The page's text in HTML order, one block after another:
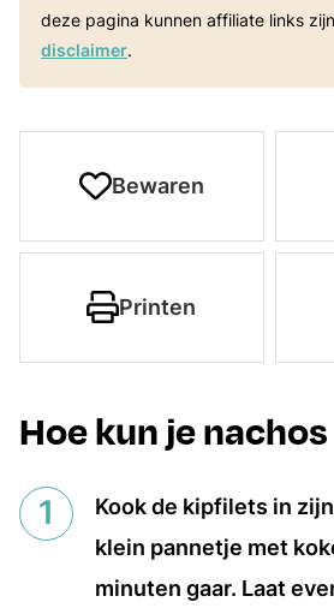
deze pagina kunnen affiliate links
disclaimer.
Bewaren
Printen
Hoe kun je
Kook de kipfilets in
klein pannetje met
minuten gaar. Laat